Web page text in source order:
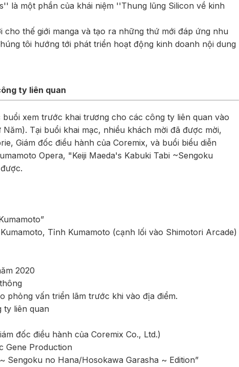
là một phần của khái niệm ''Thung lũng Silicon về kinh
thế giới manga và tạo ra những thứ mới đáp ứng nhu
tôi hướng tới phát triển hoạt động kinh doanh nội dung
ty liên quan
xem trước khai trương cho các công ty liên quan vào
Tại buổi khai mạc, nhiều khách mời đã được mời,
Giám đốc điều hành của Coremix, và buổi biểu diễn
Opera, "Keiji Maeda's Kabuki Tabi ~Sengoku
Tỉnh Kumamoto (cạnh lối vào Shimotori Arcade)
2020
phỏng vấn triển lãm trước khi vào địa điểm.
ty liên quan
đốc điều hành của Coremix Co., Ltd.)
Gene Production
Sengoku no Hana/Hosokawa Garasha ~ Edition”